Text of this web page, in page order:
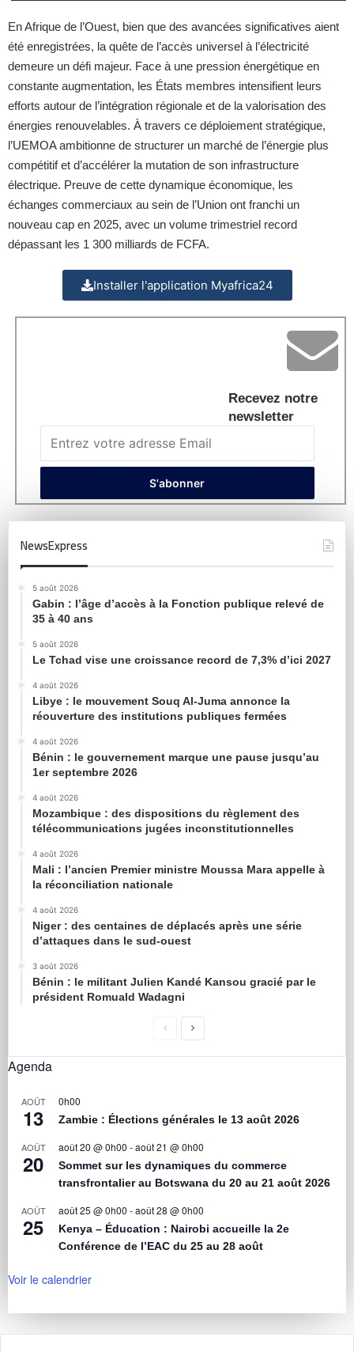
En Afrique de l’Ouest, bien que des avancées significatives aient
été enregistrées, la quête de l’accès universel à l’électricité
demeure un défi majeur. Face à une pression énergétique en
constante augmentation, les États membres intensifient leurs
efforts autour de l’intégration régionale et de la valorisation des
énergies renouvelables. À travers ce déploiement stratégique,
l’UEMOA ambitionne de structurer un marché de l’énergie plus
compétitif et d’accélérer la mutation de son infrastructure
électrique. Preuve de cette dynamique économique, les
échanges commerciaux au sein de l’Union ont franchi un
nouveau cap en 2025, avec un volume trimestriel record
dépassant les 1 300 milliards de FCFA.
Installer l'application Myafrica24
Recevez notre
newsletter
NewsExpress
5 août 2026
Gabin : l’âge d’accès à la Fonction publique relevé de
35 à 40 ans
5 août 2026
Le Tchad vise une croissance record de 7,3% d’ici 2027
4 août 2026
Libye : le mouvement Souq Al-Juma annonce la
réouverture des institutions publiques fermées
4 août 2026
Bénin : le gouvernement marque une pause jusqu’au
1er septembre 2026
4 août 2026
Mozambique : des dispositions du règlement des
télécommunications jugées inconstitutionnelles
4 août 2026
Mali : l’ancien Premier ministre Moussa Mara appelle à
la réconciliation nationale
4 août 2026
Niger : des centaines de déplacés après une série
d’attaques dans le sud-ouest
3 août 2026
Bénin : le militant Julien Kandé Kansou gracié par le
président Romuald Wadagni
Agenda
AOÛT
13
0h00
Zambie : Élections générales le 13 août 2026
AOÛT
20
août 20 @ 0h00 -août 21 @ 0h00
Sommet sur les dynamiques du commerce
transfrontalier au Botswana du 20 au 21 août 2026
AOÛT
25
août 25 @ 0h00 -août 28 @ 0h00
Kenya – Éducation : Nairobi accueille la 2e
Conférence de l’EAC du 25 au 28 août
Voir le calendrier